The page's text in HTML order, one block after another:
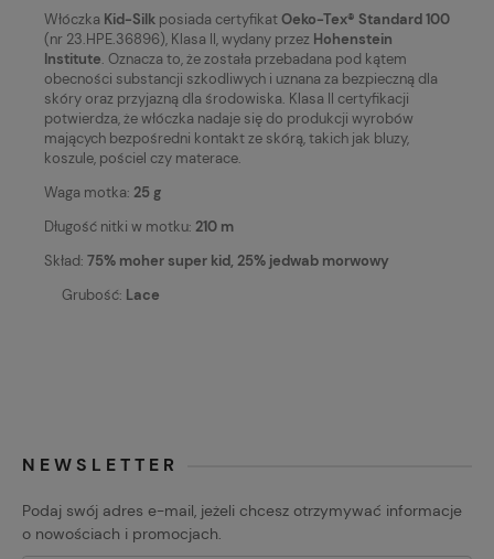
Włóczka Kid-Silk posiada certyfikatOeko-Tex® Standard 100
(nr 23.HPE.36896), Klasa II, wydany przez Hohenstein
Institute. Oznacza to, że została przebadana pod kątem
obecności substancji szkodliwych i uznana za bezpieczną dla
skóry oraz przyjazną dla środowiska. Klasa II certyfikacji
potwierdza, że włóczka nadaje się do produkcji wyrobów
mających bezpośredni kontakt ze skórą, takich jak bluzy,
koszule, pościel czy materace.
Waga motka: 25 g
Długość nitki w motku: 210 m
Skład: 75% moher super kid, 25% jedwab morwowy
Grubość: Lace
NEWSLETTER
Podaj swój adres e-mail, jeżeli chcesz otrzymywać informacje
o nowościach i promocjach.